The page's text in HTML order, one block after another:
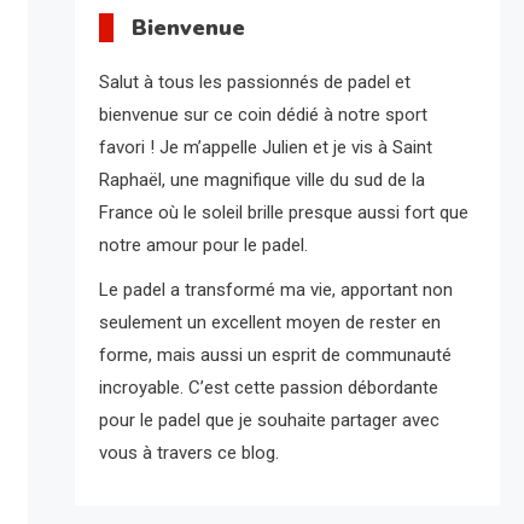
Bienvenue
Salut à tous les passionnés de padel et
bienvenue sur ce coin dédié à notre sport
favori ! Je m’appelle Julien et je vis à Saint
Raphaël, une magnifique ville du sud de la
France où le soleil brille presque aussi fort que
notre amour pour le padel.
Le padel a transformé ma vie, apportant non
seulement un excellent moyen de rester en
forme, mais aussi un esprit de communauté
incroyable. C’est cette passion débordante
pour le padel que je souhaite partager avec
vous à travers ce blog.